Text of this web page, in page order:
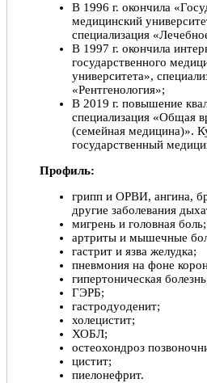
В 1996 г. окончила
медицинский
специализация
В 1997 г. окончила
государственного
университета»,
«Рентгенология»;
В 2019 г. повышение
специализация «Общая
(семейная медицина)».
государственный
Профиль:
грипп и ОРВИ, ангина,
другие заболевания
мигрень и головная боль;
артриты и мышечные
гастрит и язва желудка;
пневмония на фоне
гипертоническая
ГЭРБ;
гастродуоденит;
холецистит;
ХОБЛ;
остеохондроз
цистит;
пиелонефрит.